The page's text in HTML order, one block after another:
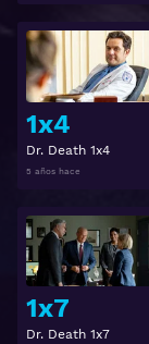
1x4
Dr. Death 1x4
5 años hace
1x7
Dr. Death 1x7